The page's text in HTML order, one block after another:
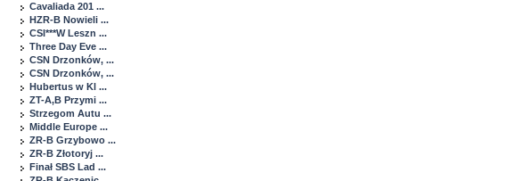
Cavaliada 201 ...
HZR-B Nowieli ...
CSI***W Leszn ...
Three Day Eve ...
CSN Drzonków, ...
CSN Drzonków, ...
Hubertus w Kl ...
ZT-A,B Przymi ...
Strzegom Autu ...
Middle Europe ...
ZR-B Grzybowo ...
ZR-B Złotoryj ...
Finał SBS Lad ...